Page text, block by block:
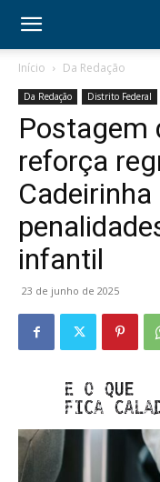
Início Da Redação
Da Redação Distrito Federal
Postagem
reforça
infantil
23 de junho de 2025